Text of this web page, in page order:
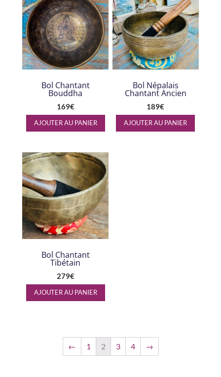
Bol Chantant
Bouddha
169€
AJOUTER AU PANIER
Bol Népalais
Chantant Ancien
189€
AJOUTER AU PANIER
Bol Chantant
Tibétain
279€
AJOUTER AU PANIER
← 1 2 3 4 →